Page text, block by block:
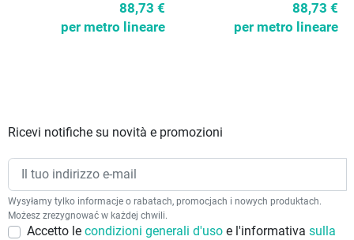
88,73 €
per metro lineare
88,73 €
per metro lineare
Ricevi notifiche su novità e promozioni
Wysyłamy tylko informacje o rabatach, promocjach i nowych produktach.
Możesz zrezygnować w każdej chwili.
Accetto le condizioni generali d'uso e l'informativa sulla